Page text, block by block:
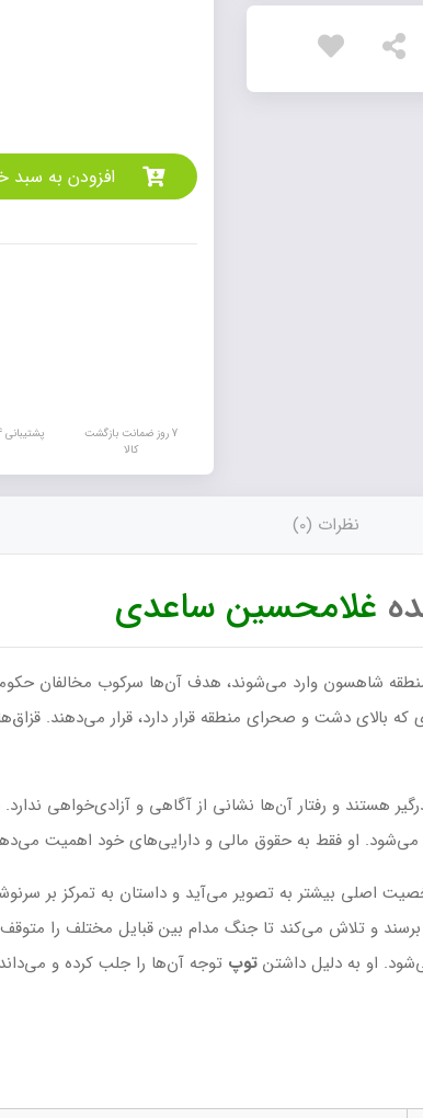
افزودن به سبد
7 روز ضمانت بازگشت
کالا
پشتیبانی 24 ساعته
نظرات (0)
غلامحسین ساعدی
شاهسون وارد می‌شوند، هدف آن‌ها سرکوب مخالفان
بالای دشت و صحرای منطقه قرار دارد، قرار می‌دهند.
هستند و رفتار آن‌ها نشانی از آگاهی و آزادی‌خواهی
می‌شود. او فقط به حقوق مالی و دارایی‌های خود اهمیت
اصلی بیشتر به تصویر می‌آید و داستان به تمرکز بر
و تلاش می‌کند تا جنگ مدام بین قبایل مختلف را
او به دلیل داشتن توپ توجه آن‌ها را جلب کرده و